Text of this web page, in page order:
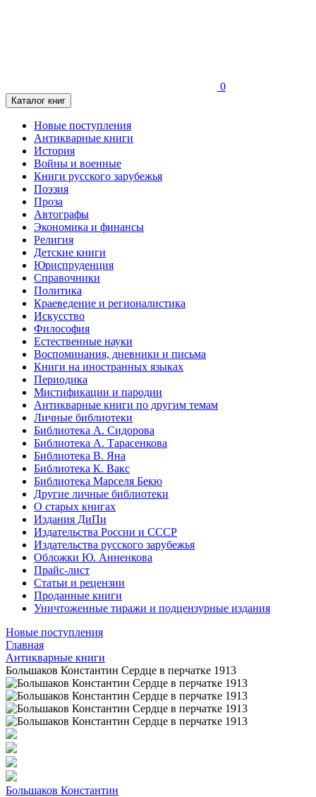
0
Каталог книг
Новые поступления
Антикварные книги
История
Войны и военные
Книги русского зарубежья
Поэзия
Проза
Автографы
Экономика и финансы
Религия
Детские книги
Юриспруденция
Справочники
Политика
Краеведение и регионалистика
Искусство
Философия
Естественные науки
Воспоминания, дневники и письма
Книги на иностранных языках
Периодика
Мистификации и пародии
Антикварные книги по другим темам
Личные библиотеки
Библиотека А. Сидорова
Библиотека А. Тарасенкова
Библиотека В. Яна
Библиотека К. Вакс
Библиотека Марселя Бекю
Другие личные библиотеки
О старых книгах
Издания ДиПи
Издательства России и СССР
Издательства русского зарубежья
Обложки Ю. Анненкова
Прайс-лист
Статьи и рецензии
Проданные книги
Уничтоженные тиражи и подцензурные издания
Новые поступления
Главная
Антикварные книги
Большаков Константин Сердце в перчатке 1913
Большаков Константин